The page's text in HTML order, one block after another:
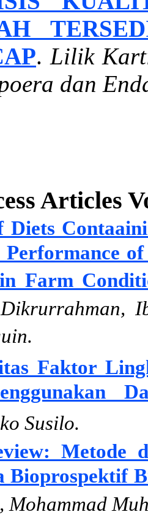
. Lilik
dan
Articles
Diets
Farm
Faktor
Susilo.
Metode
Bioprospektif
Mohammad